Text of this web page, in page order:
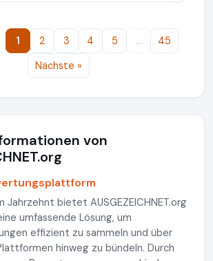
1 2 3 4 5 …
45
Nächste »
von
Jahrzehnt bietet AUSGEZEICHNET.org
umfassende Lösung, um
effizient zu sammeln und über
hinweg zu bündeln. Durch